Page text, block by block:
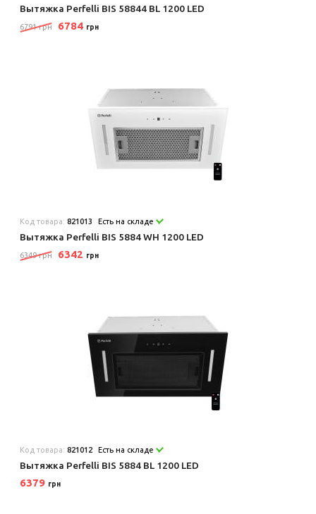
Вытяжка Perfelli BIS 58844 BL 1200 LED
6791 грн 6784 грн
Код товара:821013 Есть на складе
Вытяжка Perfelli BIS 5884 WH 1200 LED
6349 грн 6342 грн
Код товара:821012 Есть на складе
Вытяжка Perfelli BIS 5884 BL 1200 LED
6379 грн